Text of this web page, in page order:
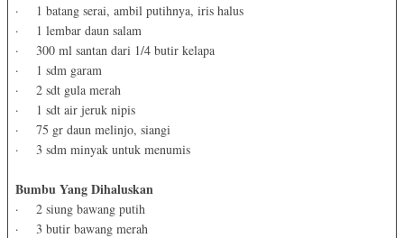
·
1 batang serai, ambil putihnya, iris halus
·
1 lembar daun salam
·
300 ml santan dari 1/4 butir kelapa
·
1 sdm garam
·
2 sdt gula merah
·
1 sdt air jeruk nipis
·
75 gr daun melinjo, siangi
·
3 sdm minyak untuk menumis
Bumbu Yang Dihaluskan
·
2 siung bawang putih
·
3 butir bawang merah